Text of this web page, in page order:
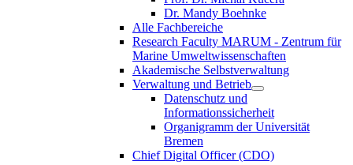
Dr. Mandy Boehnke
Alle Fachbereiche
Research Faculty MARUM - Zentrum für
Marine Umweltwissenschaften
Akademische Selbstverwaltung
Verwaltung und Betrieb
Datenschutz und
Informationssicherheit
Organigramm der Universität
Bremen
Chief Digital Officer (CDO)